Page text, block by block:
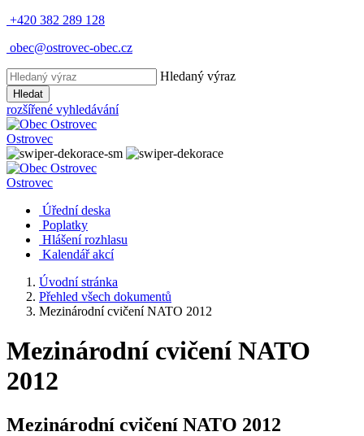
+420 382 289 128
obec@ostrovec-obec.cz
Hledaný výraz
Hledat
rozšířené vyhledávání
Ostrovec
Ostrovec
Úřední deska
Poplatky
Hlášení rozhlasu
Kalendář akcí
Úvodní stránka
Přehled všech dokumentů
Mezinárodní cvičení NATO 2012
Mezinárodní cvičení NATO
2012
Mezinárodní cvičení NATO 2012